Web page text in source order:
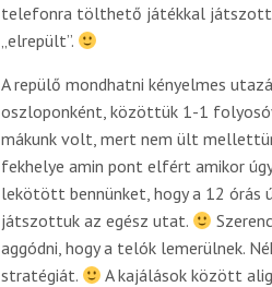
telefonra tölthető játékkal
„elrepült”.
A repülő mondhatni kényelmes
oszloponként, közöttük 1-1
mákunk volt, mert nem ült
fekhelye amin pont elfért amikor
lekötött bennünket, hogy a 12 órás
játszottuk az egész utat.
aggódni, hogy a telók lemerülnek.
stratégiát.
A kajálások között